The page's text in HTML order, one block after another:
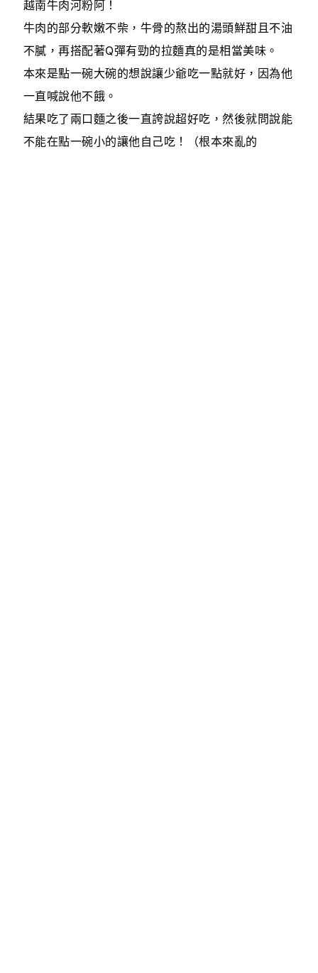
越南牛肉河粉阿！
牛肉的部分軟嫩不柴，牛骨的熬出的湯頭鮮甜且不油
不膩，再搭配著Q彈有勁的拉麵真的是相當美味。
本來是點一碗大碗的想說讓少爺吃一點就好，因為他
一直喊說他不餓。
結果吃了兩口麵之後一直誇說超好吃，然後就問說能
不能在點一碗小的讓他自己吃！（根本來亂的